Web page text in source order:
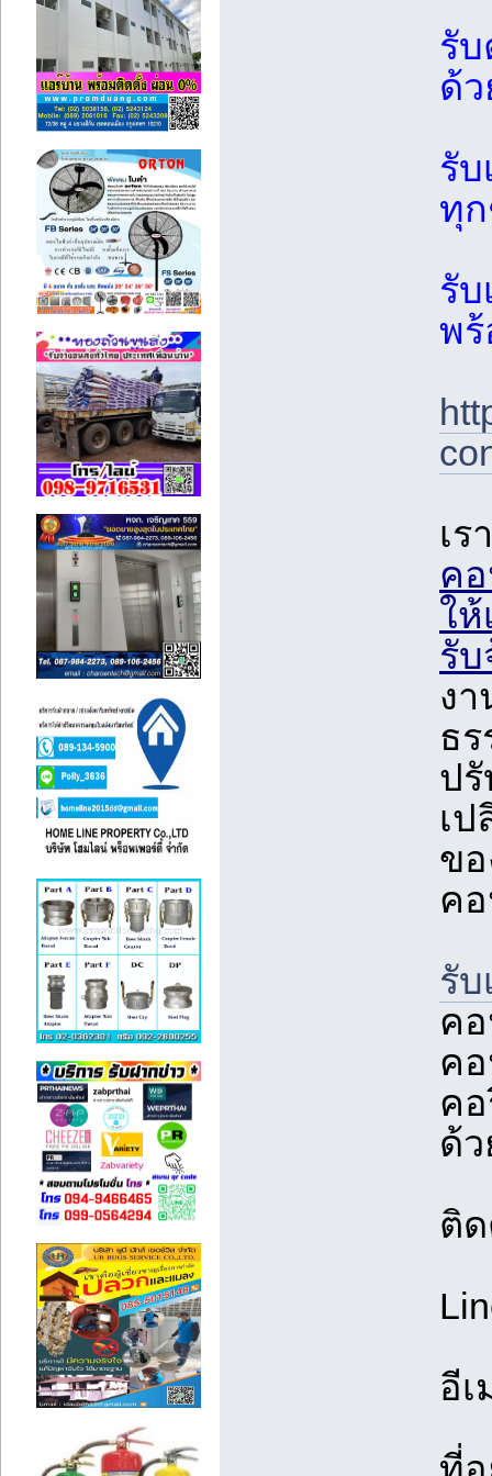
รั
ด้
รั
ทุ
รั
พร้
เ
ค
ให้
รั
ง
ธร
ปรั
เ
ขอ
ค
รั
ค
ค
ค
ด้
ติ
อี